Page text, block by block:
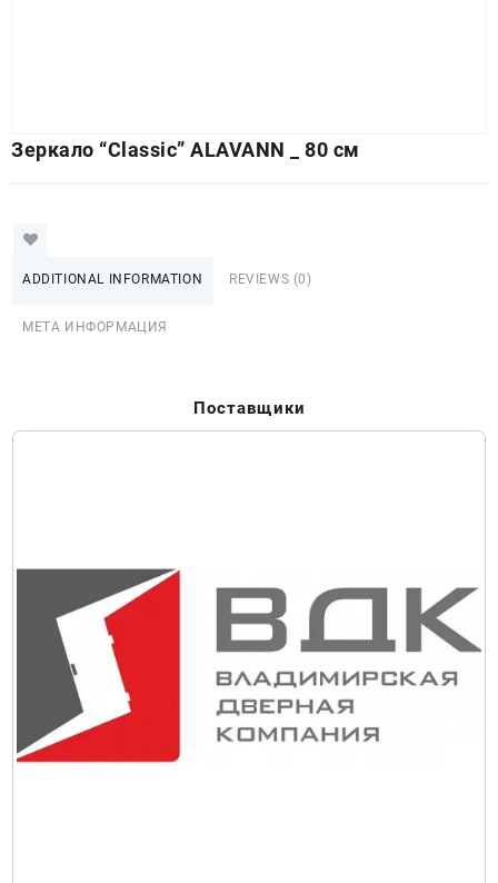
Зеркало “Classic” ALAVANN _ 80 см
ADDITIONAL INFORMATION REVIEWS (0)
МЕТА ИНФОРМАЦИЯ
Поставщики